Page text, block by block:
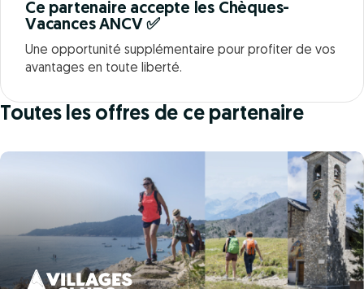
Ce partenaire accepte les Chèques-
Vacances ANCV ✅
Une opportunité supplémentaire pour profiter de vos
avantages en toute liberté.
Toutes les offres de ce partenaire